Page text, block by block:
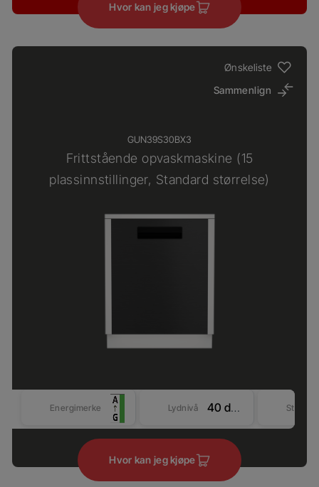
Hvor kan jeg kjøpe
Ønskeliste
Sammenlign
GUN39S30BX3
Frittstående opvaskmaskine (15
plassinnstillinger, Standard størrelse)
Energimerke Lydnivå 40 dBA
Hvor kan jeg kjøpe